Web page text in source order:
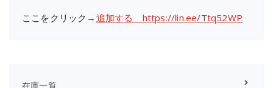
ここをクリック→ 追加する https://lin.ee/Ttq52WP
在庫一覧